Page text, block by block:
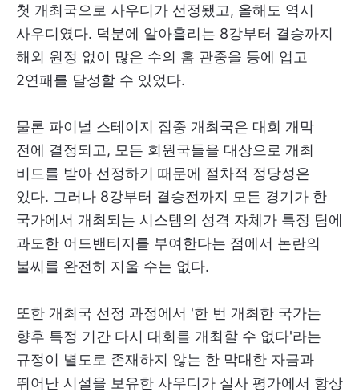
첫 개최국으로 사우디가 선정됐고, 올해도 역시
사우디였다. 덕분에 알아흘리는 8강부터 결승까지
해외 원정 없이 많은 수의 홈 관중을 등에 업고
2연패를 달성할 수 있었다.
물론 파이널 스테이지 집중 개최국은 대회 개막
전에 결정되고, 모든 회원국들을 대상으로 개최
비드를 받아 선정하기 때문에 절차적 정당성은
있다. 그러나 8강부터 결승전까지 모든 경기가 한
국가에서 개최되는 시스템의 성격 자체가 특정 팀에
과도한 어드밴티지를 부여한다는 점에서 논란의
불씨를 완전히 지울 수는 없다.
또한 개최국 선정 과정에서 '한 번 개최한 국가는
향후 특정 기간 다시 대회를 개최할 수 없다'라는
규정이 별도로 존재하지 않는 한 막대한 자금과
뛰어난 시설을 보유한 사우디가 실사 평가에서 항상